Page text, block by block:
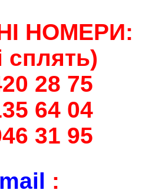
НОМЕРИ:
сплять)
28 75
64 04
31 95
: